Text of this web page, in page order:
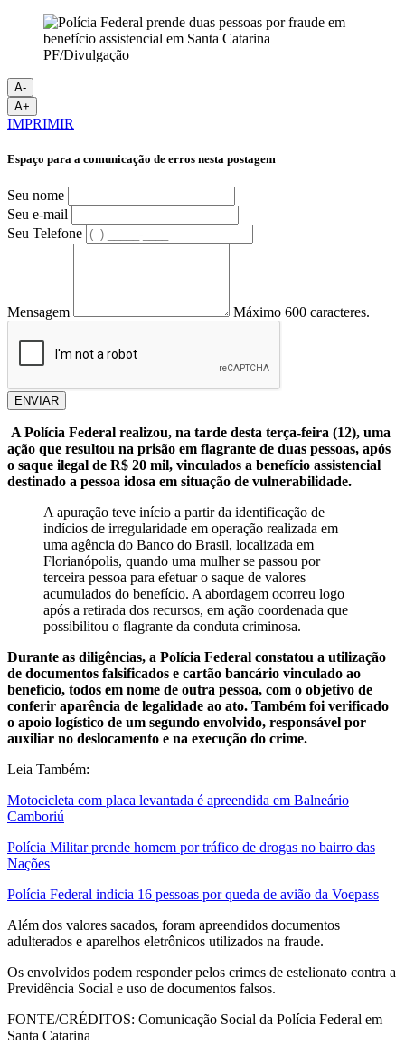
PF/Divulgação
A-
A+
IMPRIMIR
Espaço para a comunicação de erros nesta postagem
Seu nome
Seu e-mail
Seu Telefone
Mensagem Máximo 600 caracteres.
ENVIAR
A Polícia Federal realizou, na tarde desta terça-feira (12), uma
ação que resultou na prisão em flagrante de duas pessoas, após
o saque ilegal de R$ 20 mil, vinculados a benefício assistencial
destinado a pessoa idosa em situação de vulnerabilidade.
A apuração teve início a partir da identificação de
indícios de irregularidade em operação realizada em
uma agência do Banco do Brasil, localizada em
Florianópolis, quando uma mulher se passou por
terceira pessoa para efetuar o saque de valores
acumulados do benefício. A abordagem ocorreu logo
após a retirada dos recursos, em ação coordenada que
possibilitou o flagrante da conduta criminosa.
Durante as diligências, a Polícia Federal constatou a utilização
de documentos falsificados e cartão bancário vinculado ao
benefício, todos em nome de outra pessoa, com o objetivo de
conferir aparência de legalidade ao ato. Também foi verificado
o apoio logístico de um segundo envolvido, responsável por
auxiliar no deslocamento e na execução do crime.
Leia Também:
Motocicleta com placa levantada é apreendida em Balneário
Camboriú
Polícia Militar prende homem por tráfico de drogas no bairro das
Nações
Polícia Federal indicia 16 pessoas por queda de avião da Voepass
Além dos valores sacados, foram apreendidos documentos
adulterados e aparelhos eletrônicos utilizados na fraude.
Os envolvidos podem responder pelos crimes de estelionato contra a
Previdência Social e uso de documentos falsos.
FONTE/CRÉDITOS: Comunicação Social da Polícia Federal em
Santa Catarina